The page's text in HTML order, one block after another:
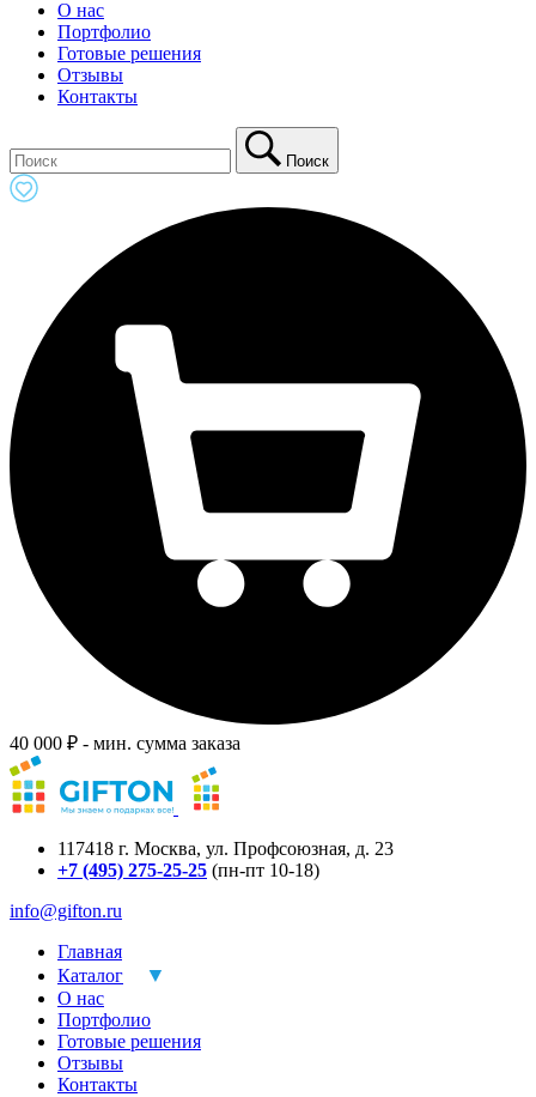
О нас
Портфолио
Готовые решения
Отзывы
Контакты
Поиск
40 000 ₽ - мин. сумма заказа
117418 г. Москва, ул. Профсоюзная, д. 23
+7 (495) 275-25-25 (пн-пт 10-18)
info@gifton.ru
Главная
Каталог
О нас
Портфолио
Готовые решения
Отзывы
Контакты